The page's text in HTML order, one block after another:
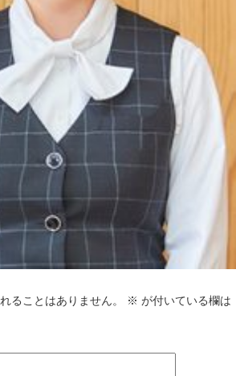
ることはありません。
※ が付いている欄は